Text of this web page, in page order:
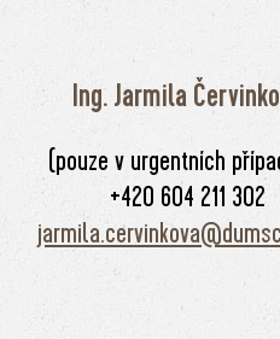
Ing. Jarmila
(pouze v urgentních
+420 604 211 302